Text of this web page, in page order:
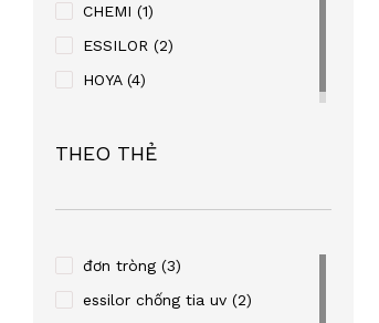
CHEMI (1)
ESSILOR (2)
HOYA (4)
THEO THẺ
đơn tròng (3)
essilor chống tia uv (2)